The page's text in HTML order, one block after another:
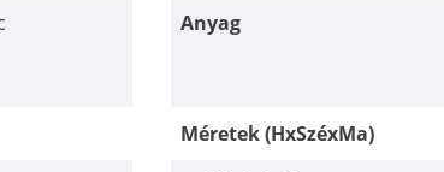
Anyag
Méretek (HxSzéxMa)